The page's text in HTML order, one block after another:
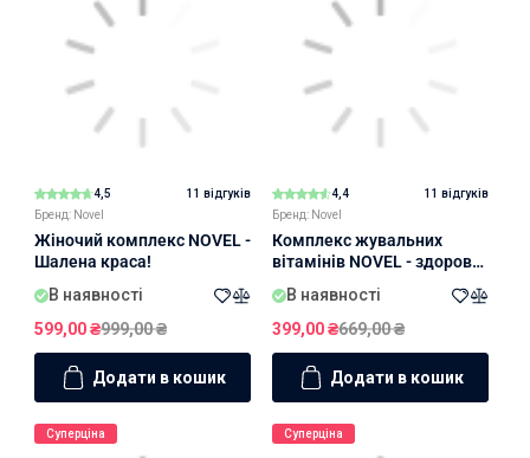
4,5
11 відгуків
Бренд: Novel
Жіночий комплекс NOVEL -
Шалена краса!
В наявності
599,00₴999,00₴
Додати в кошик
4,4
11 відгуків
Бренд: Novel
Комплекс жувальних
вітамінів NOVEL - здорове
волосся!
В наявності
399,00₴669,00₴
Додати в кошик
Суперціна Суперціна